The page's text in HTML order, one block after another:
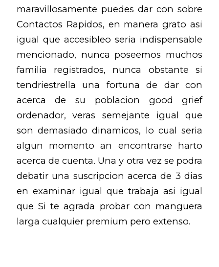
maravillosamente puedes dar con sobre
Contactos Rapidos, en manera grato asi
igual que accesibleo seri­a indispensable
mencionado, nunca poseemos muchos
familia registrados, nunca obstante si
tendriestrella una fortuna de dar con
acerca de su poblacion good grief
ordenador, veras semejante igual que
son demasiado dinamicos, lo cual seria
algun momento an encontrarse harto
acerca de cuenta. Una y otra vez se podra
debatir una suscripcion acerca de 3 dias
en examinar igual que trabaja asi igual
que Si te agrada probar con manguera
larga cualquier premium pero extenso.